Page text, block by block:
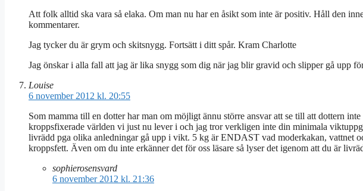
Att folk alltid ska vara så elaka. Om man nu har en åsikt som inte är positiv. Håll den
kommentarer.
Jag tycker du är grym och skitsnygg. Fortsätt i ditt spår. Kram Charlotte
Jag önskar i alla fall att jag är lika snygg som dig när jag blir gravid och slipper gå upp
Louise
6 november 2012 kl. 20:55
Som mamma till en dotter har man om möjligt ännu större ansvar att se till att dottern
kroppsfixerade världen vi just nu lever i och jag tror verkligen inte din minimala
livrädd pga olika anledningar gå upp i vikt. 5 kg är ENDAST vad moderkakan, vattnet
kroppsfett. Även om du inte erkänner det för oss läsare så lyser det igenom att du är
sophierosensvard
6 november 2012 kl. 21:36